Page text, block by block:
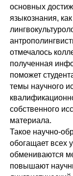
основных
языкознания,
отмечалось
полученная
поможет
темы научного
собственного
материала.
Такое научно-
обогащает всех
обмениваются
повышают